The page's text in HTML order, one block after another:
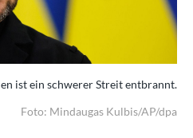
ist ein schwerer Streit entbrannt.
Foto: Mindaugas Kulbis/AP/dpa